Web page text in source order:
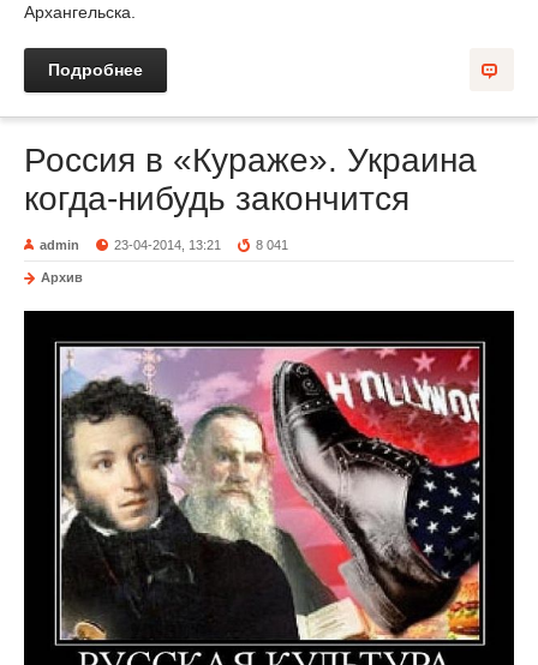
Архангельска.
Подробнее
Россия в «Кураже». Украина
когда-нибудь закончится
admin 23-04-2014, 13:21 8 041
Архив